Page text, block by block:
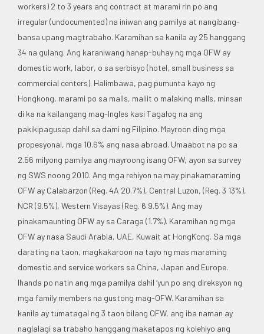
workers) 2 to 3 years ang contract at marami rin po ang
irregular (undocumented) na iniwan ang pamilya at nangibang-
bansa upang magtrabaho. Karamihan sa kanila ay 25 hanggang
34 na gulang. Ang karaniwang hanap-buhay ng mga OFW ay
domestic work, labor, o sa serbisyo (hotel, small business sa
commercial centers). Halimbawa, pag pumunta kayo ng
Hongkong, marami po sa malls, maliit o malaking malls, minsan
di ka na kailangang mag-Ingles kasi Tagalog na ang
pakikipagusap dahil sa dami ng Filipino. Mayroon ding mga
propesyonal, mga 10.6% ang nasa abroad. Umaabot na po sa
2.56 milyong pamilya ang mayroong isang OFW, ayon sa survey
ng SWS noong 2010. Ang mga rehiyon na may pinakamaraming
OFW ay Calabarzon (Reg. 4A 20.7%), Central Luzon, (Reg. 3 13%),
NCR (9.5%), Western Visayas (Reg. 6 9.5%). Ang may
pinakamaunting OFW ay sa Caraga (1.7%). Karamihan ng mga
OFW ay nasa Saudi Arabia, UAE, Kuwait at HongKong. Sa mga
darating na taon, magkakaroon na tayo ng mas maraming
domestic and service workers sa China, Japan and Europe.
Ihanda po natin ang mga pamilya dahil ‘yun po ang direksyon ng
mga family members na gustong mag-OFW. Karamihan sa
kanila ay tumatagal ng 3 taon bilang OFW, ang iba naman ay
naglalagi sa trabaho hanggang makatapos ng kolehiyo ang